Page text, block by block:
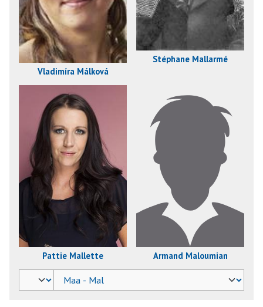
Vladimíra Málková
Stéphane Mallarmé
Pattie Mallette Armand Maloumian